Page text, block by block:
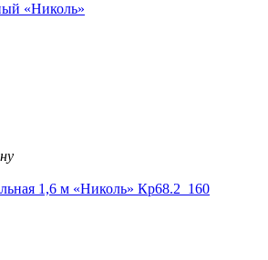
«Николь»
1,6 м «Николь» Кр68.2_160